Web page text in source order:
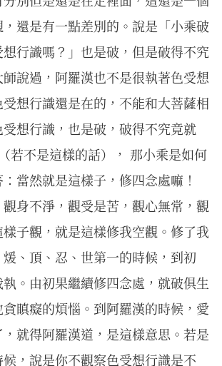
還是有一點差別的。說是「小乘破
行識嗎？」也是破，但是破得不究
說過，阿羅漢也不是很執著色受想
想行識還是在的，不能和大菩薩相
想行識，也是破，破得不究竟就
若不是這樣的話）， 那小乘是如何
當然就是這樣子，修四念處嘛！
身不淨，觀受是苦，觀心無常，觀
子觀，就是這樣修我空觀。修了我
、頂、忍、世第一的時候，到初
。由初果繼續修四念處，就破俱生
瞋癡的煩惱。到阿羅漢的時候，愛
，就得阿羅漢道，是這樣意思。若是
，說是你不觀察色受想行識是不